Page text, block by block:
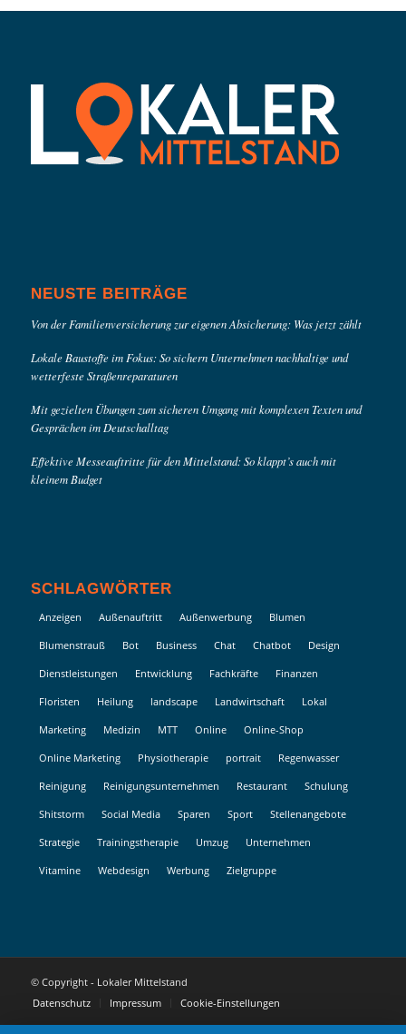
NEUSTE BEITRÄGE
Von der Familienversicherung zur eigenen Absicherung: Was jetzt zählt
Lokale Baustoffe im Fokus: So sichern Unternehmen nachhaltige und
wetterfeste Straßenreparaturen
Mit gezielten Übungen zum sicheren Umgang mit komplexen Texten und
Gesprächen im Deutschalltag
Effektive Messeauftritte für den Mittelstand: So klappt’s auch mit
kleinem Budget
SCHLAGWÖRTER
Anzeigen Außenauftritt Außenwerbung Blumen
Blumenstrauß Bot Business Chat Chatbot Design
Dienstleistungen Entwicklung Fachkräfte Finanzen
Floristen Heilung landscape Landwirtschaft Lokal
Marketing Medizin MTT Online Online-Shop
Online Marketing Physiotherapie portrait Regenwasser
Reinigung Reinigungsunternehmen Restaurant Schulung
Shitstorm Social Media Sparen Sport Stellenangebote
Strategie Trainingstherapie Umzug Unternehmen
Vitamine Webdesign Werbung Zielgruppe
© Copyright - Lokaler Mittelstand
Datenschutz
Impressum Cookie-Einstellungen